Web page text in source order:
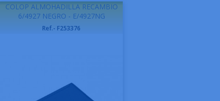
COLOP ALMOHADILLA RECAMBIO
6/4927 NEGRO - E/4927NG
Ref.- F253376